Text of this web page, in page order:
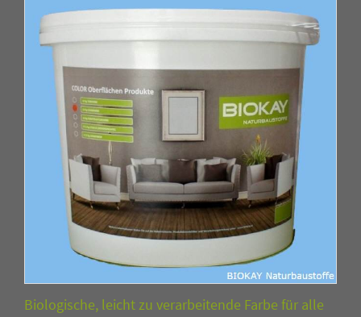
Biologische, leicht zu verarbeitende Farbe für alle